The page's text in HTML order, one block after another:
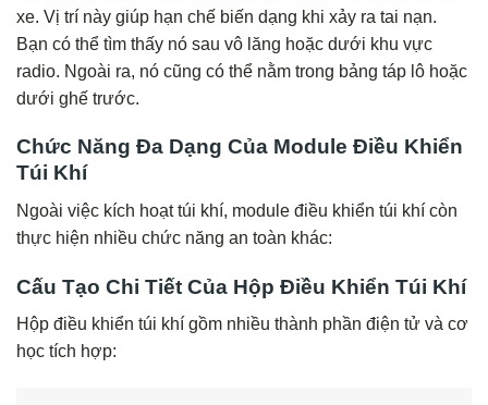
xe. Vị trí này giúp hạn chế biến dạng khi xảy ra tai nạn.
Bạn có thể tìm thấy nó sau vô lăng hoặc dưới khu vực
radio. Ngoài ra, nó cũng có thể nằm trong bảng táp lô hoặc
dưới ghế trước.
Chức Năng Đa Dạng Của Module Điều Khiển
Túi Khí
Ngoài việc kích hoạt túi khí, module điều khiển túi khí còn
thực hiện nhiều chức năng an toàn khác:
Cấu Tạo Chi Tiết Của Hộp Điều Khiển Túi Khí
Hộp điều khiển túi khí gồm nhiều thành phần điện tử và cơ
học tích hợp: